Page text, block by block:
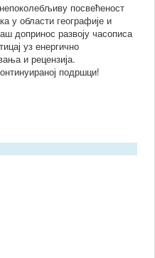
посвећеност
у области географије и
допринос развоју часописа
уз енергично
и рецензија.
подршци!